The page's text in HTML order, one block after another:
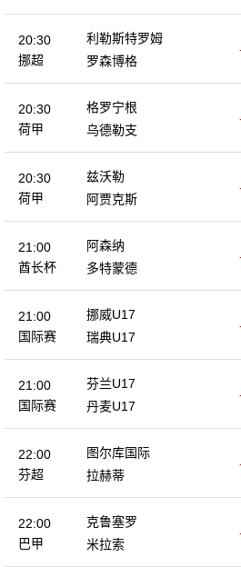
20:30
挪超
利勒斯特罗姆
罗森博格
20:30
荷甲
格罗宁根
乌德勒支
20:30
荷甲
兹沃勒
阿贾克斯
21:00
酋长杯
阿森纳
多特蒙德
21:00
国际赛
挪威U17
瑞典U17
21:00
国际赛
芬兰U17
丹麦U17
22:00
芬超
图尔库国际
拉赫蒂
22:00
巴甲
克鲁塞罗
米拉索